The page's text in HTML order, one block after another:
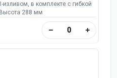
в комплекте с гибкой
288 мм
− +